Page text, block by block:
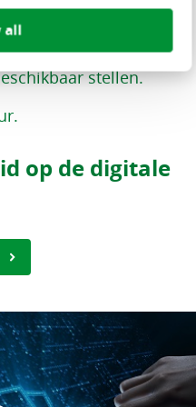
all
gaan burgers hiervoor
maar vanaf
gemeenten deze
stellen.
op de digitale